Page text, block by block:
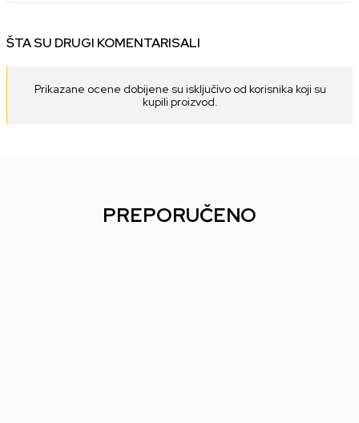
ŠTA SU DRUGI KOMENTARISALI
Prikazane ocene dobijene su isključivo od korisnika koji su
kupili proizvod.
PREPORUČENO